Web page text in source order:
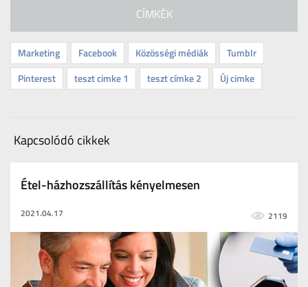
CÍMKÉK
Marketing Facebook Közösségi médiák
Tumblr
Pinterest
teszt cimke 1 teszt címke 2 Új cimke
Kapcsolódó cikkek
Étel-házhozszállítás kényelmesen
2021.04.17 2119